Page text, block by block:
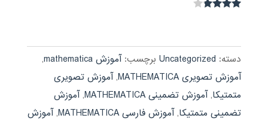
دسته: Uncategorized برچسب:آموزش mathematica
,
آموزش تصویری MATHEMATICA
,آموزش تصویری
متمتیکا,آموزش تضمینی MATHEMATICA ,آموزش
تضمینی متمتیکا,آموزش فارسی MATHEMATICA ,آموزش